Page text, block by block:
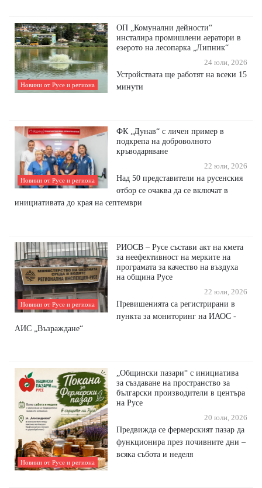
Новини от Русе и региона
ОП „Комунални дейности“
инсталира промишлени аератори в
езерото на лесопарка „Липник“
24 юли, 2026
Устройствата ще работят на всеки 15
минути
Новини от Русе и региона
ФК „Дунав“ с личен пример в
подкрепа на доброволното
кръводаряване
22 юли, 2026
Над 50 представители на русенския
отбор се очаква да се включат в
инициативата до края на септември
Новини от Русе и региона
РИОСВ – Русе състави акт на кмета
за неефективност на мерките на
програмата за качество на въздуха
на община Русе
22 юли, 2026
Превишенията са регистрирани в
пункта за мониторинг на ИАОС -
АИС „Възраждане“
Новини от Русе и региона
„Общински пазари“ с инициатива
за създаване на пространство за
български производители в центъра
на Русе
20 юли, 2026
Предвижда се фермерският пазар да
функционира през почивните дни –
всяка събота и неделя